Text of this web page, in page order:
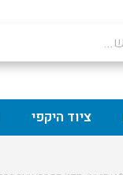
ציוד היקפי